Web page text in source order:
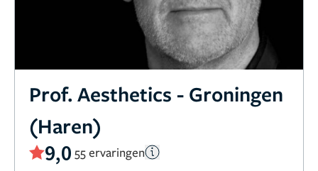
Prof. Aesthetics - Groningen
(Haren)
9,0 55 ervaringen